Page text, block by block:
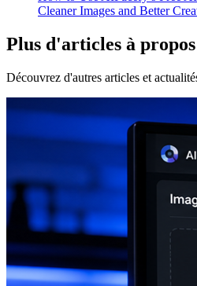
Cleaner Images and Better
Plus d'articles à
Découvrez d'autres articles et